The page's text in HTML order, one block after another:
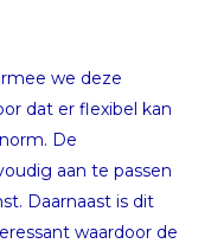
we deze
dat er flexibel kan
De
aan te passen
Daarnaast is dit
waardoor de